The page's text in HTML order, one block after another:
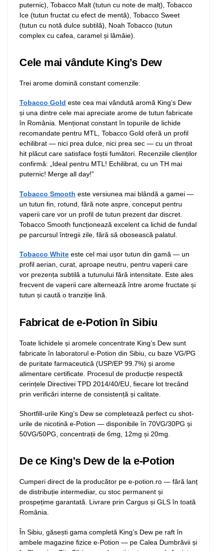
puternic), Tobacco Malt (tutun cu note de malț), Tobacco
Ice (tutun fructat cu efect de mentă), Tobacco Sweet
(tutun cu notă dulce subtilă), Noah Tobacco (tutun
complex cu cafea, caramel și lămâie).
Cele mai vândute King’s Dew
Trei arome domină constant comenzile:
Tobacco Gold este cea mai vândută aromă King’s Dew
și una dintre cele mai apreciate arome de tutun fabricate
în România. Menționat constant în topurile de lichide
recomandate pentru MTL, Tobacco Gold oferă un profil
echilibrat — nici prea dulce, nici prea sec — cu un throat
hit plăcut care satisface foștii fumători. Recenziile clienților
confirmă: „Ideal pentru MTL! Echilibrat, cu un TH mai
puternic! Merge all day!”
Tobacco Smooth este versiunea mai blândă a gamei —
un tutun fin, rotund, fără note aspre, conceput pentru
vaperii care vor un profil de tutun prezent dar discret.
Tobacco Smooth funcționează excelent ca lichid de fundal
pe parcursul întregii zile, fără să obosească palatul.
Tobacco White este cel mai ușor tutun din gamă — un
profil aerian, curat, aproape neutru, pentru vaperii care
vor prezența subtilă a tutunului fără intensitate. Este ales
frecvent de vaperii care alternează între arome fructate și
tutun și caută o tranziție lină.
Fabricat de e-Potion în Sibiu
Toate lichidele și aromele concentrate King’s Dew sunt
fabricate în laboratorul e-Potion din Sibiu, cu baze VG/PG
de puritate farmaceutică (USP/EP 99.7%) și arome
alimentare certificate. Procesul de producție respectă
cerințele Directivei TPD 2014/40/EU, fiecare lot trecând
prin verificări interne de consistență și calitate.
Shortfill-urile King’s Dew se completează perfect cu shot-
urile de nicotină e-Potion — disponibile în 70VG/30PG și
50VG/50PG, concentrații de 6mg, 12mg și 20mg.
De ce King’s Dew de la e-Potion
Cumperi direct de la producător pe e-potion.ro — fără lanț
de distribuție intermediar, cu stoc permanent și
prospețime garantată. Livrare prin Cargus și GLS în toată
România.
În Sibiu, găsești gama completă King’s Dew pe raft în
ambele magazine fizice e-Potion — pe Calea Dumbrăvii și